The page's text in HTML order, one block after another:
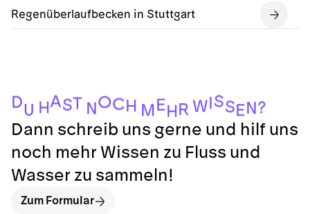
Regenüberlaufbecken in Stuttgart
DU H AST N OC H M E H R W SSEN?
Dann schreib uns gerne und hilf uns
noch mehr Wissen zu Fluss und
Wasser zu sammeln!
Zum Formular